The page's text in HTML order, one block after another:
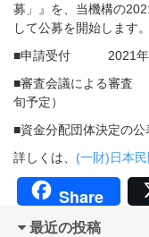
募」』を、当機構の
して公募を開始します。
■申請受付 2021年3
■審査会議による審
旬予定）
■資金分配団体決定の
詳しくは、 (一財)日本民
Share
最近の投稿